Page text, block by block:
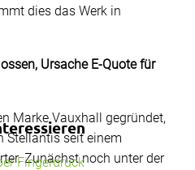
dies das Werk in
Ursache E-Quote für
Marke Vauxhall gegründet,
Stellantis seit einem
Zunächst noch unter der